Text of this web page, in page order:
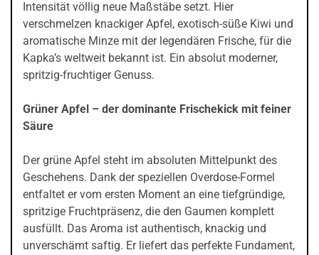
Intensität völlig neue Maßstäbe setzt. Hier
verschmelzen knackiger Apfel, exotisch-süße Kiwi und
aromatische Minze mit der legendären Frische, für die
Kapka’s weltweit bekannt ist. Ein absolut moderner,
spritzig-fruchtiger Genuss.
Grüner Apfel – der dominante Frischekick mit feiner
Säure
Der grüne Apfel steht im absoluten Mittelpunkt des
Geschehens. Dank der speziellen Overdose-Formel
entfaltet er vom ersten Moment an eine tiefgründige,
spritzige Fruchtpräsenz, die den Gaumen komplett
ausfüllt. Das Aroma ist authentisch, knackig und
unverschämt saftig. Er liefert das perfekte Fundament,